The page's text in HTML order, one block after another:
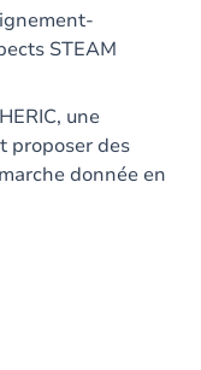
STEAM
une
proposer des
donnée en